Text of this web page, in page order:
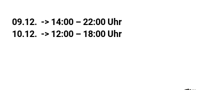
09.12. -> 14:00 – 22:00 Uhr
10.12. -> 12:00 – 18:00 Uhr